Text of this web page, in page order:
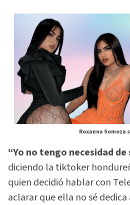
Roxanna
“Yo no tengo necesidad
diciendo la tiktoker
quien decidió hablar con
aclarar que ella no sé